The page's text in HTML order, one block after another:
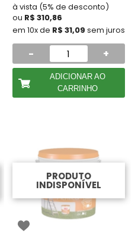
à vista (5% de desconto)
ou R$ 310,86
em 10x de R$ 31,09 sem juros
- +
ADICIONAR AO
CARRINHO
PRODUTO
INDISPONÍVEL